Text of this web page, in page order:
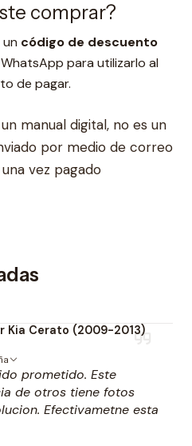
comprar?
código de descuento
para utilizarlo al
de pagar.
manual digital, no es un
por medio de correo
vez pagado
Kia Cerato (2009-2013)
prometido. Este
de otros tiene fotos
Efectivametne esta